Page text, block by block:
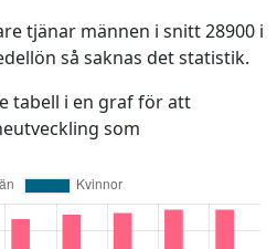
tjänar männen i snitt 28900 i
så saknas det statistik.
tabell i en graf för att
som